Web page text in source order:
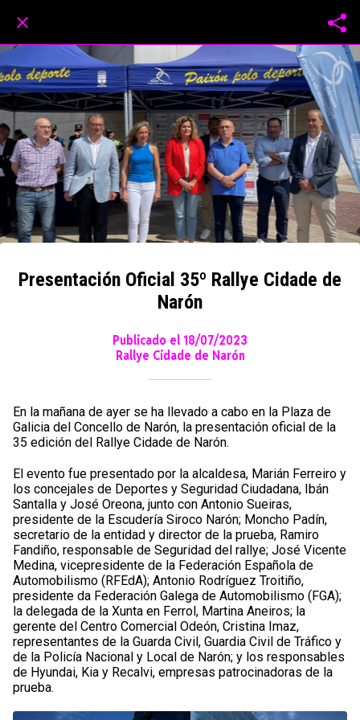
Presentación Oficial 35º Rallye Cidade de
Narón
Publicado el 18/07/2023
Rallye Cidade de Narón
En la mañana de ayer se ha llevado a cabo en la Plaza de
Galicia del Concello de Narón, la presentación oficial de la
35 edición del Rallye Cidade de Narón.
El evento fue presentado por la alcaldesa, Marián Ferreiro y
los concejales de Deportes y Seguridad Ciudadana, Ibán
Santalla y José Oreona, junto con Antonio Sueiras,
presidente de la Escudería Siroco Narón; Moncho Padín,
secretario de la entidad y director de la prueba, Ramiro
Fandiño, responsable de Seguridad del rallye; José Vicente
Medina, vicepresidente de la Federación Española de
Automobilismo (RFEdA); Antonio Rodríguez Troitiño,
presidente da Federación Galega de Automobilismo (FGA);
la delegada de la Xunta en Ferrol, Martina Aneiros; la
gerente del Centro Comercial Odeón, Cristina Imaz,
representantes de la Guarda Civil, Guardia Civil de Tráfico y
de la Policía Nacional y Local de Narón; y los responsables
de Hyundai, Kia y Recalvi, empresas patrocinadoras de la
prueba.